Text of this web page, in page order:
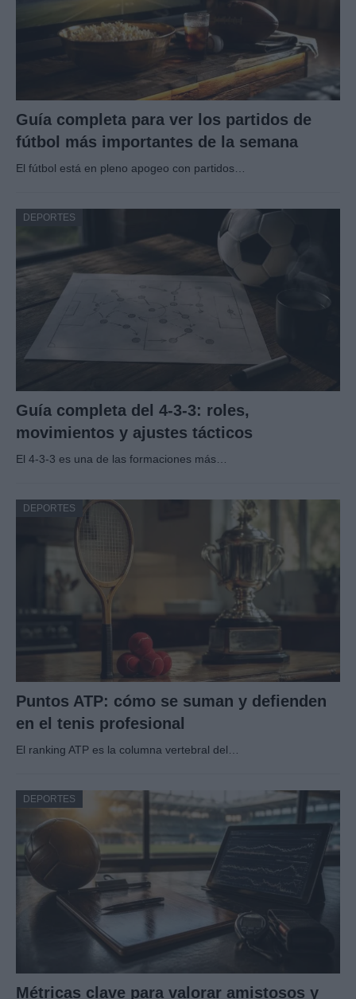
Guía completa para ver los partidos de
fútbol más importantes de la semana
El fútbol está en pleno apogeo con partidos…
DEPORTES
Guía completa del 4-3-3: roles,
movimientos y ajustes tácticos
El 4-3-3 es una de las formaciones más…
DEPORTES
Puntos ATP: cómo se suman y defienden
en el tenis profesional
El ranking ATP es la columna vertebral del…
DEPORTES
Métricas clave para valorar amistosos y